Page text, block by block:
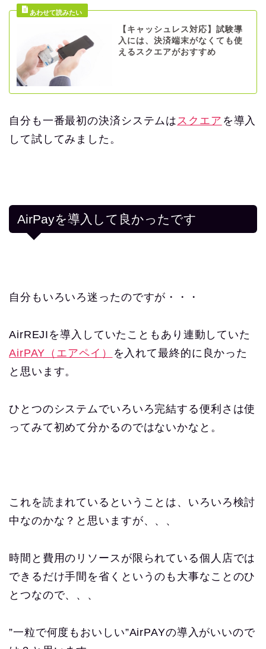
【キャッシュレス対応】試験導
入には、決済端末がなくても使
えるスクエアがおすすめ
自分も一番最初の決済システムはスクエア を導入
して試してみました。
AirPayを導入して良かったです
自分もいろいろ迷ったのですが・・・
AirREJIを導入していたこともあり連動していた
AirPAY（エアペイ）
を入れて最終的に良かった
と思います。
ひとつのシステムでいろいろ完結する便利さは使
ってみて初めて分かるのではないかなと。
これを読まれているということは、いろいろ検討
中なのかな？と思いますが、、、
時間と費用のリソースが限られている個人店では
できるだけ手間を省くというのも大事なことのひ
とつなので、、、
”一粒で何度もおいしい”AirPAYの導入がいいので